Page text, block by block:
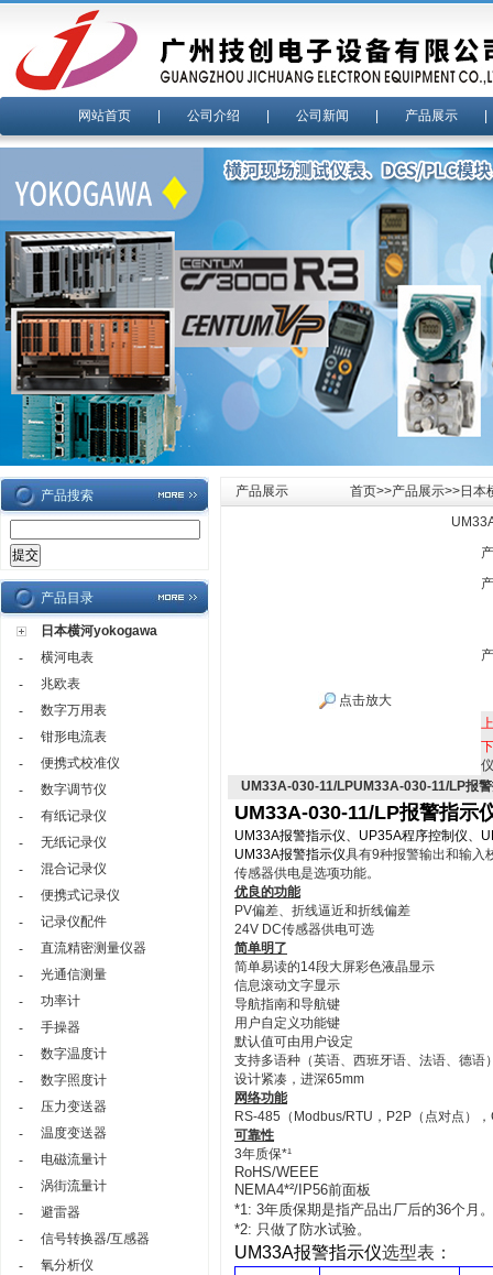
网站首页 公司介绍 公司新闻 产品展示
产品搜索
产品目录
日本横河yokogawa
-
横河电表
-
兆欧表
-
数字万用表
-
钳形电流表
-
便携式校准仪
-
数字调节仪
-
有纸记录仪
-
无纸记录仪
-
混合记录仪
-
便携式记录仪
-
记录仪配件
-
直流精密测量仪器
-
光通信测量
-
功率计
-
手操器
-
数字温度计
-
数字照度计
-
压力变送器
-
温度变送器
-
电磁流量计
-
涡街流量计
-
避雷器
-
信号转换器/互感器
-
氧分析仪
产品展示 首页>>产品展示>>日本
点击放大
仪
UM33A-030-11/LPUM33A-030-11/LP报
UM33A-030-11/LP报警指示
UM33A报警指示仪、 UP35A程序控制仪、
UM33A报警指示仪具有9种报警输出和输入
传感器供电是选项功能。
优良的功能
PV偏差、折线逼近和折线偏差
24V DC传感器供电可选
简单明了
简单易读的14段大屏彩色液晶显示
信息滚动文字显示
导航指南和导航键
用户自定义功能键
默认值可由用户设定
支持多语种（英语、西班牙语、法语、德语
设计紧凑，进深65mm
网络功能
RS-485（Modbus/RTU，P2P（点对点）
可靠性
3年质保*¹
RoHS/WEEE
NEMA4*²/IP56前面板
*1: 3年质保期是指产品出厂后的36个月。
*2: 只做了防水试验。
UM33A报警指示仪选型表：